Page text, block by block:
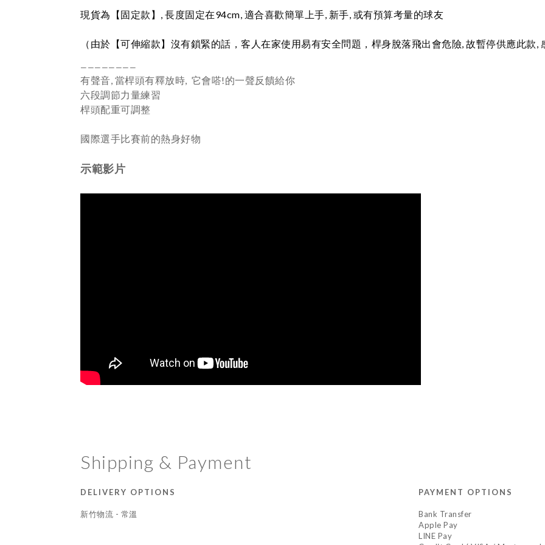
現貨為【固定款】, 長度固定在94cm, 適合喜歡簡單上手 , 新手 或有預算考量的球友
（由於【可伸縮款】沒有鎖緊的話，客人在家使用易有安全問題，桿身脫落飛出會危險, 故暫停供應此款,
————————
有聲音, 當桿頭有釋放時, 它會嗒!的一聲反饋給你
六段調節力量練習
桿頭配重可調整
國際選手比賽前的熱身好物
示範影片
Shipping & Payment
DELIVERY OPTIONS
新竹物流 - 常溫
PAYMENT OPTIONS
Bank Transfer
Apple Pay
LINE Pay